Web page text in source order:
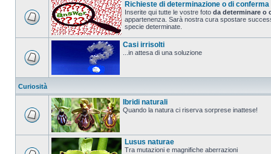
Richieste di determinazione o di conferma
Inserite qui tutte le vostre foto da determinare o
appartenenza. Sarà nostra cura spostare
specie determinate.
Casi irrisolti
...in attesa di una soluzione
Curiosità
Ibridi naturali
Quando la natura ci riserva sorprese inattese!
Lusus naturae
Tra mutazioni e magnifiche aberrazioni